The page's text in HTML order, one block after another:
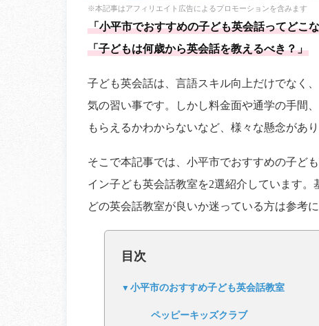
※本記事はアフィリエイト広告によるプロモーションを含みます
「小平市でおすすめの子ども英会話ってどこ
「子どもは何歳から英会話を教えるべき？」
子ども英会話は、言語スキル向上だけでなく
気の習い事です。しかし料金面や通学の手間
もらえるかわからないなど、様々な懸念があり
そこで本記事では、小平市でおすすめの子ど
イン子ども英会話教室を2選紹介しています。
どの英会話教室が良いか迷っている方は参考に
目次
小平市のおすすめ子ども英会話教室
ペッピーキッズクラブ